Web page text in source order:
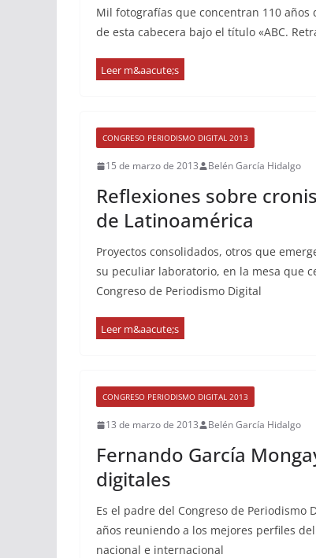
Mil fotografías que concentran 110
de esta cabecera bajo el título «ABC.
CONGRESO PERIODISMO DIGITAL 2013
15 de marzo de 2013 Belén García Hidalgo
Reflexiones sobre
de Latinoamérica
Proyectos consolidados, otros que
su peculiar laboratorio, en la mesa que
Congreso de Periodismo Digital
CONGRESO PERIODISMO DIGITAL 2013
13 de marzo de 2013 Belén García Hidalgo
Fernando García
digitales
Es el padre del Congreso de Periodismo
años reuniendo a los mejores perfiles
nacional e internacional